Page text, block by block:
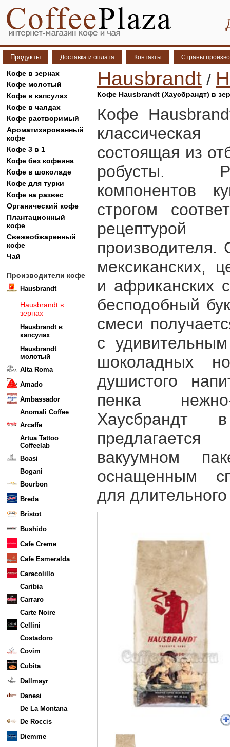
Продукты Доставка и оплата Контакты Страны
Кофе в зернах
Кофе молотый
Кофе в капсулах
Кофе в чалдах
Кофе растворимый
Ароматизированный
кофе
Кофе 3 в 1
Кофе без кофеина
Кофе в шоколаде
Кофе для турки
Кофе на развес
Органический кофе
Плантационный
кофе
Свежеобжаренный
кофе
Чай
Производители кофе
Hausbrandt
Hausbrandt в
зернах
Hausbrandt в
капсулах
Hausbrandt
молотый
Alta Roma
Amado
Ambassador
Anomali Coffee
Arcaffe
Artua Tattoo
Coffeelab
Boasi
Bogani
Bourbon
Breda
Bristot
Bushido
Cafe Creme
Cafe Esmeralda
Caracolillo
Caribia
Carraro
Carte Noire
Cellini
Costadoro
Covim
Cubita
Dallmayr
Danesi
De La Montana
De Roccis
Diemme
Hausbrandt /
Кофе Hausbrandt (Хаусбрандт) в
Кофе
состоящая из
робусты.
компонентов
строгом
производителя.
мексиканских,
и африканских
бесподобный
смеси
с
шоколадных
душистого
пенка нежно-
Хаусбрандт
вакуумном
оснащенным
для